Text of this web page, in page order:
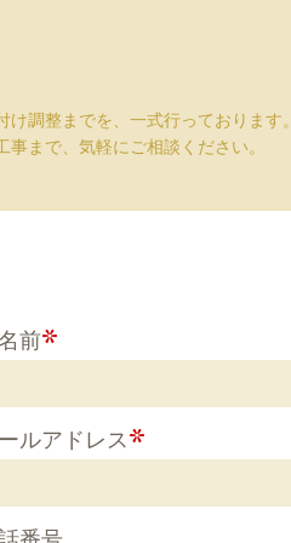
調整までを、一式行っております。
まで、気軽にご相談ください。
前*
ルアドレス*